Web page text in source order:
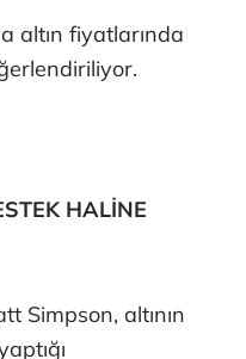
altın fiyatlarında
HALİNE
Simpson, altının